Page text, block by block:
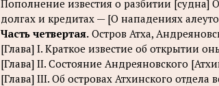
Пополнение известия о разбитии [судна]
долгах и кредитах — [О нападениях
Часть четвертая. Остров Атха,
[Глава] I. Краткое известие об открытии
[Глава] II. Состояние Андреяновского
[Глава] III. Об островах Атхинского